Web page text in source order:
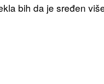
bih da je sređen